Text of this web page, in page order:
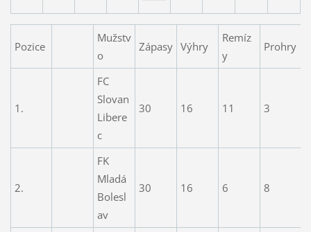
Pozice
Mužstv
o
Zápasy Výhry
Remíz
y
Prohry
1.
FC
Slovan
Libere
c
30 16 11 3
2.
FK
Mladá
Bolesl
av
30 16 6 8